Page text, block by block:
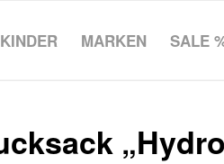
KINDER MARKEN SALE